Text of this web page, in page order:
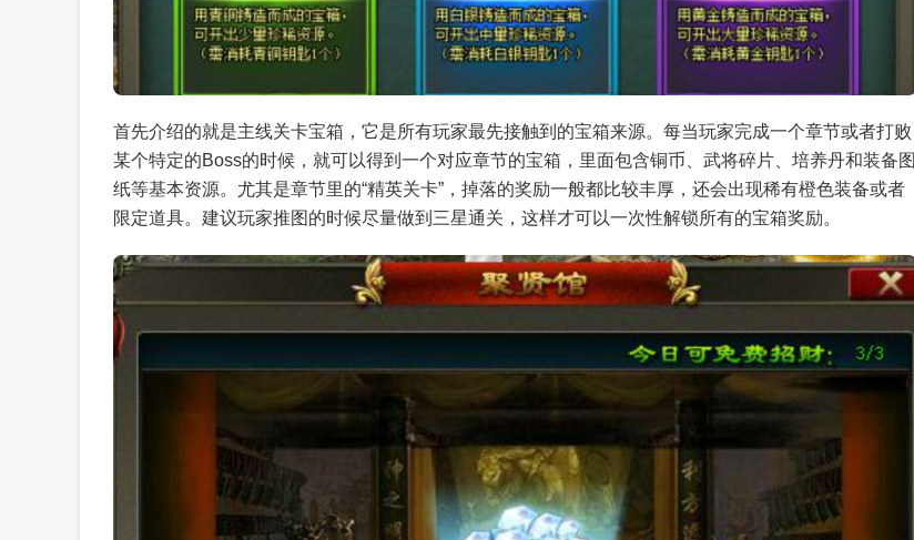
首先介绍的就是主线关卡宝箱，它是所有玩家最先接触到的宝箱来源。每当玩家完成一个章节或者打败
某个特定的Boss的时候，就可以得到一个对应章节的宝箱，里面包含铜币、武将碎片、培养丹和装备图
纸等基本资源。尤其是章节里的“精英关卡”，掉落的奖励一般都比较丰厚，还会出现稀有橙色装备或者
限定道具。建议玩家推图的时候尽量做到三星通关，这样才可以一次性解锁所有的宝箱奖励。